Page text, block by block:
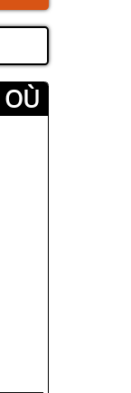
­OÙ